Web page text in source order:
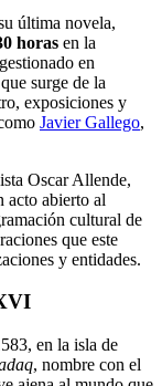
última novela,
horas en la
en
surge de la
exposiciones y
Javier Gallego,
Oscar Allende,
acto abierto al
cultural de
que este
y entidades.
en la isla de
, nombre con el